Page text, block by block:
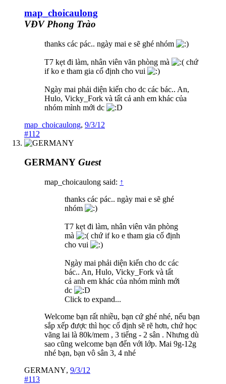
map_choicaulong
VĐV Phong Trào
thanks các pác.. ngày mai e sẽ ghé nhóm
T7 kẹt đi làm, nhân viên văn phòng mà
chứ
if ko e tham gia cố định cho vui
Ngày mai phải diện kiến cho dc các bác.. An,
Hulo, Vicky_Fork và tất cả anh em khác của
nhóm mình mới dc
map_choicaulong, 9/3/12
#112
GERMANY Guest
map_choicaulong said: ↑
thanks các pác.. ngày mai e sẽ ghé
nhóm
T7 kẹt đi làm, nhân viên văn phòng
mà
chứ if ko e tham gia cố định
cho vui
Ngày mai phải diện kiến cho dc các
bác.. An, Hulo, Vicky_Fork và tất
cả anh em khác của nhóm mình mới
dc
Click to expand...
Welcome bạn rất nhiều, bạn cứ ghé nhé, nếu bạn
sắp xếp được thì học cố định sẽ rẽ hơn, chứ học
vãng lai là 80k/mem , 3 tiếng - 2 sân . Nhưng dù
sao cũng welcome bạn đến với lớp. Mai 9g-12g
nhé bạn, bạn vô sân 3, 4 nhé
GERMANY, 9/3/12
#113